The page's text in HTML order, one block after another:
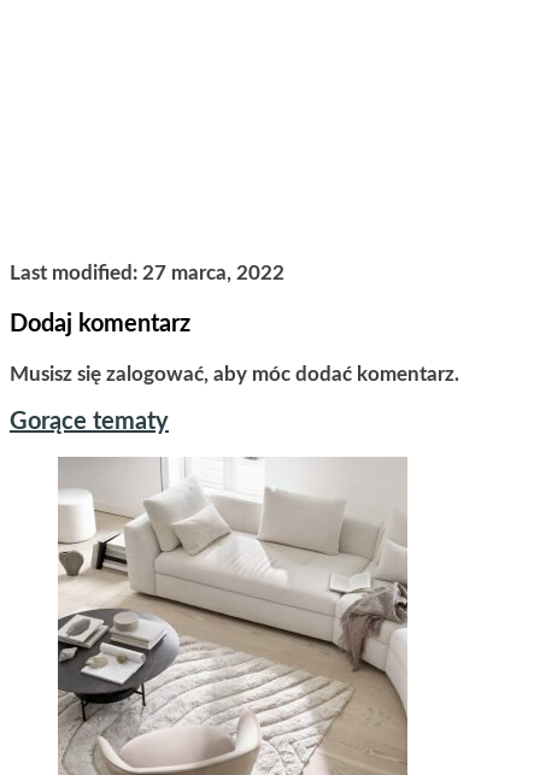
Last modified: 27 marca, 2022
Dodaj komentarz
Musisz się zalogować, aby móc dodać komentarz.
Gorące tematy